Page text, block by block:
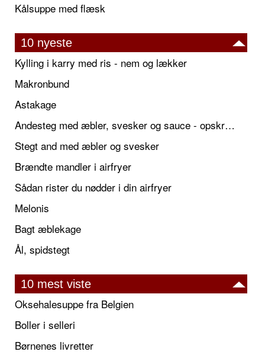
Kålsuppe med flæsk
10 nyeste
Kylling i karry med ris - nem og lækker
Makronbund
Astakage
Andesteg med æbler, svesker og sauce - opskrift også til jul
Stegt and med æbler og svesker
Brændte mandler i airfryer
Sådan rister du nødder i din airfryer
Melonis
Bagt æblekage
Ål, spidstegt
10 mest viste
Oksehalesuppe fra Belgien
Boller i selleri
Børnenes livretter